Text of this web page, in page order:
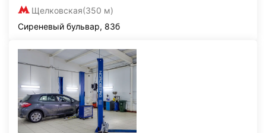
Щелковская(350 м)
Сиреневый бульвар, 83б